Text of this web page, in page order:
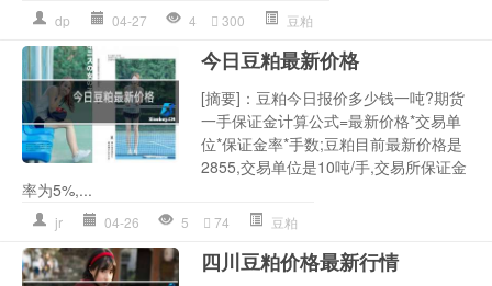
dp 04-27 4 300 豆粕
今日豆粕最新价格
[摘要]：豆粕今日报价多少钱一吨?期货
一手保证金计算公式=最新价格*交易单
位*保证金率*手数;豆粕目前最新价格是
2855,交易单位是10吨/手,交易所保证金
率为5%,...
jr 04-26 5 74 豆粕
四川豆粕价格最新行情